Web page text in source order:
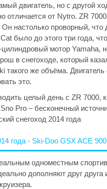
двигатель, но с другой
отличается от Nytro. ZR
Он настолько проворный,
было до этого три года,
цилиндровый мотор Yamaha,
в снегоходе, который
же объёма.
это.
целый день с ZR 7000,
Pro – бесконечный
снегоход 2014 года
одноместным
дополняют друг